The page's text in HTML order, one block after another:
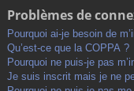
sProblèmes de
Pourquoi ai-je besoin de
Qu’est-ce que la COPPA ?
Pourquoi ne puis-je pas
Je suis inscrit mais je ne